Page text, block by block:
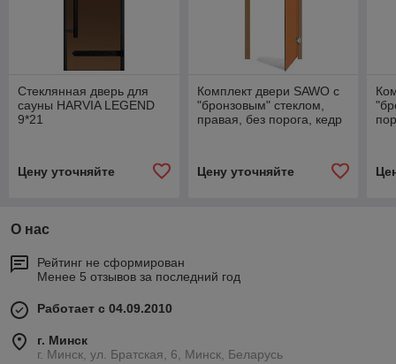
Стеклянная дверь для
сауны HARVIA LEGEND
9*21
Цену уточняйте
Комплект двери SAWO с
"бронзовым" стеклом,
правая, без порога, кедр
Цену уточняйте
О нас
Рейтинг не сформирован
Менее 5 отзывов за последний год
Работает с 04.09.2010
г. Минск
г. Минск, ул. Братская, 6, Минск, Беларусь